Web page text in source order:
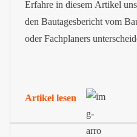
Erfahre in diesem Artikel
den Bautagesbericht vom
oder Fachplaners
Artikel lesen